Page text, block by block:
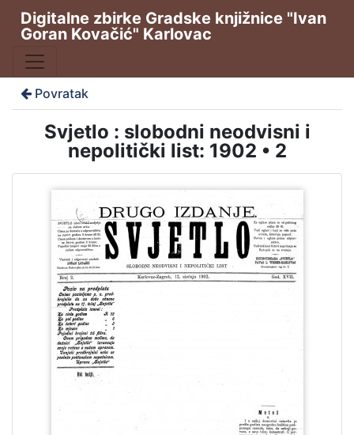
Digitalne zbirke Gradske knjižnice "Ivan
Goran Kovačić" Karlovac
Povratak
Svjetlo : slobodni neodvisni i
nepolitički list: 1902 • 2